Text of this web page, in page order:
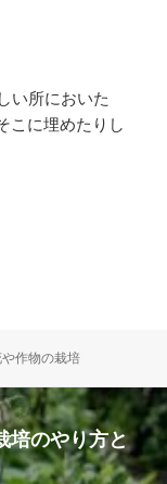
い所においた
こに埋めたりし
作物の栽培
培のやり方と